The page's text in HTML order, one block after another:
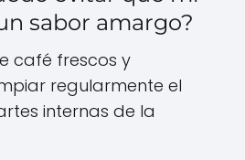
sabor amargo?
café frescos y
regularmente el
internas de la